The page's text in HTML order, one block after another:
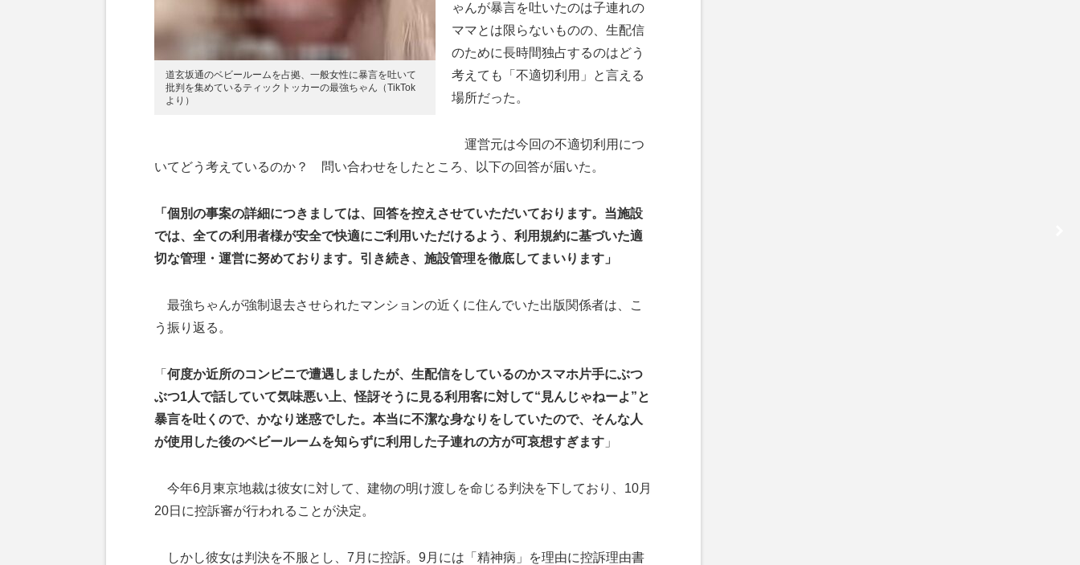
道玄坂通のベビールームを占拠、一般女性に暴言を吐いて
批判を集めているティックトッカーの最強ちゃん（TikTok
より）
ゃんが暴言を吐いたのは子連れの
ママとは限らないものの、生配信
のために長時間独占するのはどう
考えても「不適切利用」と言える
場所だった。
運営元は今回の不適切利用につ
いてどう考えているのか？ 問い合わせをしたところ、以下の回答が届いた。
「個別の事案の詳細につきましては、回答を控えさせていただいております。当施設
では、全ての利用者様が安全で快適にご利用いただけるよう、利用規約に基づいた適
切な管理・運営に努めております。引き続き、施設管理を徹底してまいります」
最強ちゃんが強制退去させられたマンションの近くに住んでいた出版関係者は、こ
う振り返る。
「 何度か近所のコンビニで遭遇しましたが、生配信をしているのかスマホ片手にぶつ
ぶつ1人で話していて気味悪い上、怪訝そうに見る利用客に対して“見んじゃねーよ”と
暴言を吐くので、かなり迷惑でした。本当に不潔な身なりをしていたので、そんな人
が使用した後のベビールームを知らずに利用した子連れの方が可哀想すぎます 」
今年6月東京地裁は彼女に対して、建物の明け渡しを命じる判決を下しており、10月
20日に控訴審が行われることが決定。
しかし彼女は判決を不服とし、7月に控訴。9月には「精神病」を理由に控訴理由書